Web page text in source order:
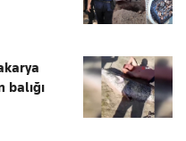
balığı